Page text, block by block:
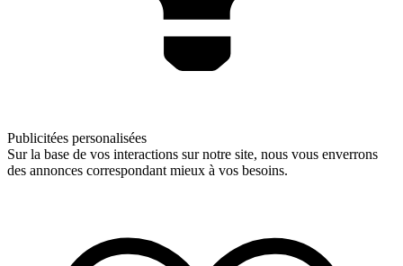
Publicitées personalisées
Sur la base de vos interactions sur notre site, nous vous enverrons
des annonces correspondant mieux à vos besoins.